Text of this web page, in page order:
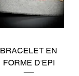
BRACELET EN
FORME D'EPI